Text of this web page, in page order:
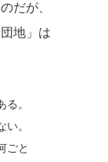
だが、
地」は
る。
。
ごと